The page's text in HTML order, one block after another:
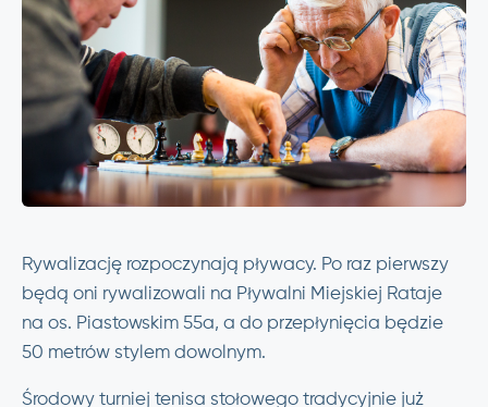
Rywalizację rozpoczynają pływacy. Po raz pierwszy
będą oni rywalizowali na Pływalni Miejskiej Rataje
na os. Piastowskim 55a, a do przepłynięcia będzie
50 metrów stylem dowolnym.
Środowy turniej tenisa stołowego tradycyjnie już